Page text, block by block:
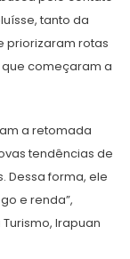
tanto da
priorizaram rotas
começaram a
a retomada
tendências de
Dessa forma, ele
e renda”,
Irapuan